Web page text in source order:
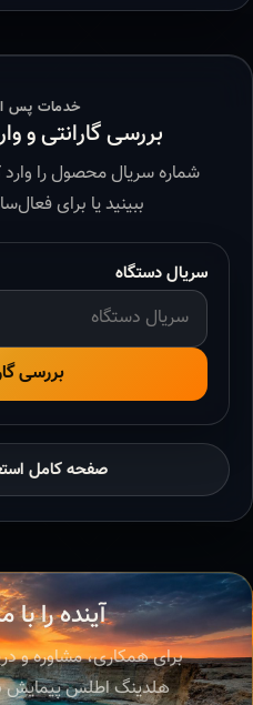
خدمات پس
بررسی گارانتی و
شماره سریال محصول را وارد
ببینید یا برای
سریال دستگاه
بررسی
صفحه کامل
آینده را با
برای همکاری، مشاوره
هلدینگ اطلس پیمایش